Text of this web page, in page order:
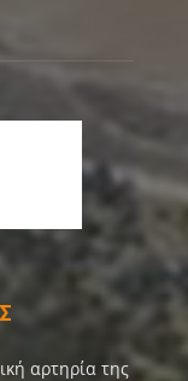
αρτηρία της